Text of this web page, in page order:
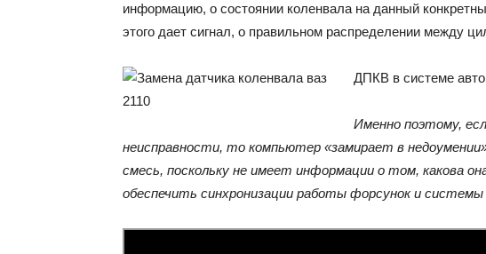
информацию, о состоянии коленвала на данный
этого дает сигнал, о правильном распределении между
ДПКВ в системе
Именно поэтому,
неисправности, то компьютер «замирает в
смесь, поскольку не имеет информации о том, какова
обеспечить синхронизации работы форсунок и системы